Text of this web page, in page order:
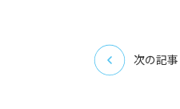
次の記事